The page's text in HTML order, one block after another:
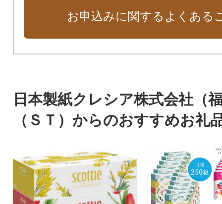
お申込みに関するよくある
日本製紙クレシア株式会社（
（ＳＴ）からのおすすめお礼